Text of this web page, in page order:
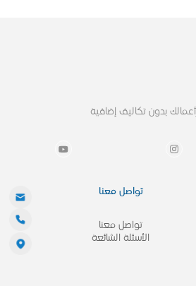
بدون تكاليف إضافية
تواصل معنا
تواصل معنا
الأسئلة الشائعة